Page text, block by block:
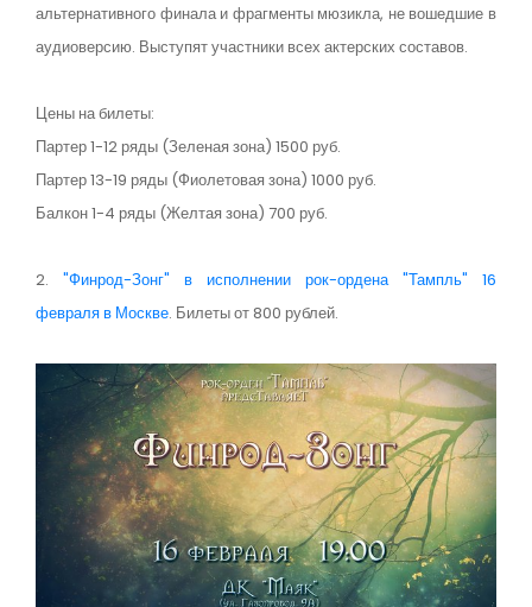
альтернативного финала и фрагменты мюзикла, не вошедшие в
аудиоверсию. Выступят участники всех актерских составов.
Цены на билеты:
Партер 1-12 ряды (Зеленая зона) 1500 руб.
Партер 13-19 ряды (Фиолетовая зона) 1000 руб.
Балкон 1-4 ряды (Желтая зона) 700 руб.
2. "Финрод-Зонг" в исполнении рок-ордена "Тампль" 16
февраля в Москве. Билеты от 800 рублей.